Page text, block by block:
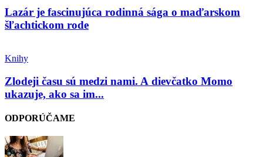
Lazár je fascinujúca rodinná sága o maďarskom
šľachtickom rode
Knihy
Zlodeji času sú medzi nami. A dievčatko Momo
ukazuje, ako sa im...
ODPORÚČAME